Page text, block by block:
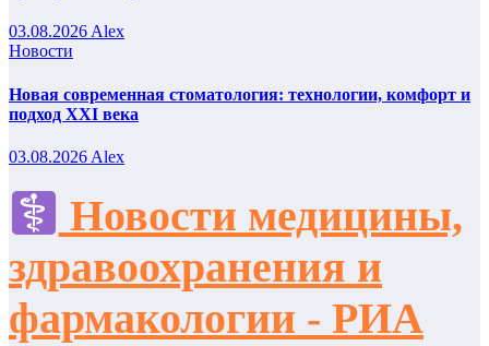
03.08.2026 Alex
Новости
Новая современная стоматология: технологии, комфорт и
подход XXI века
03.08.2026 Alex
Новости медицины,
здравоохранения и
фармакологии - РИА